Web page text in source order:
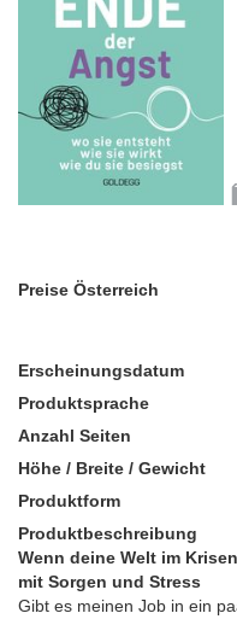
Preise Österreich
Erscheinungsdatum
Produktsprache
Anzahl Seiten
Höhe / Breite / Gewicht
Produktform
Produktbeschreibung
Wenn deine Welt im
mit Sorgen und Stress
Gibt es meinen Job in ein